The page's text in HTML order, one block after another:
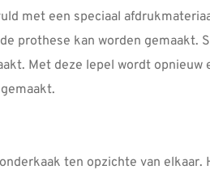
met een speciaal
prothese kan worden gemaakt.
Met deze lepel wordt opnieuw
ten opzichte van